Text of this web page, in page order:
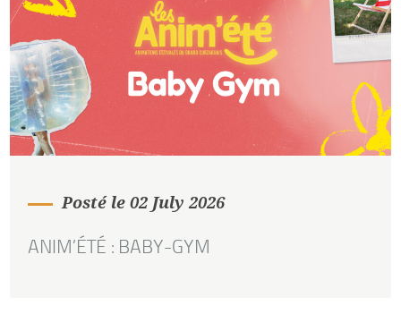
Posté le 02 July 2026
ANIM’ÉTÉ : BABY-GYM